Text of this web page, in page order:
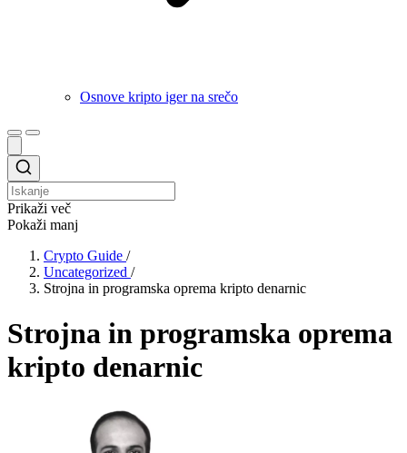
Osnove kripto iger na srečo
Prikaži več
Pokaži manj
Crypto Guide /
Uncategorized /
Strojna in programska oprema kripto denarnic
Strojna in programska oprema
kripto denarnic